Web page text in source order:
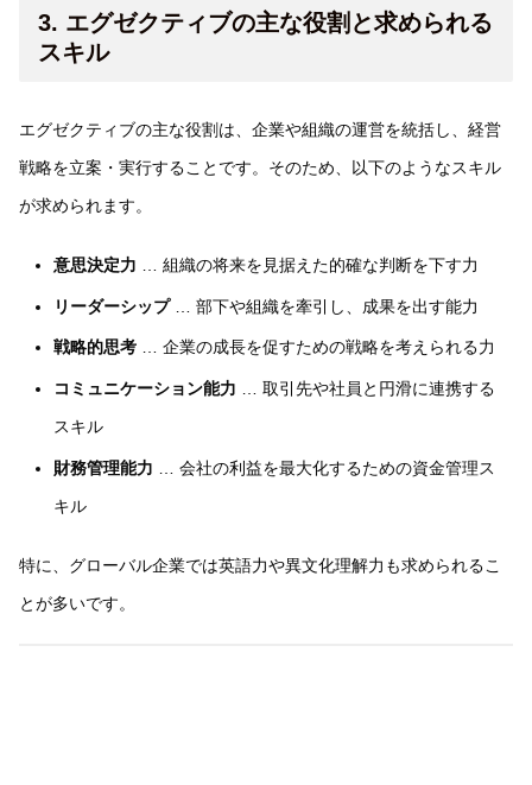
3. エグゼクティブの主な役割と求められる
スキル
エグゼクティブの主な役割は、企業や組織の運営を統括し、経営
戦略を立案・実行することです。そのため、以下のようなスキル
が求められます。
意思決定力 … 組織の将来を見据えた的確な判断を下す力
リーダーシップ… 部下や組織を牽引し、成果を出す能力
戦略的思考… 企業の成長を促すための戦略を考えられる力
コミュニケーション能力 … 取引先や社員と円滑に連携する
スキル
財務管理能力 … 会社の利益を最大化するための資金管理ス
キル
特に、グローバル企業では英語力や異文化理解力も求められるこ
とが多いです。